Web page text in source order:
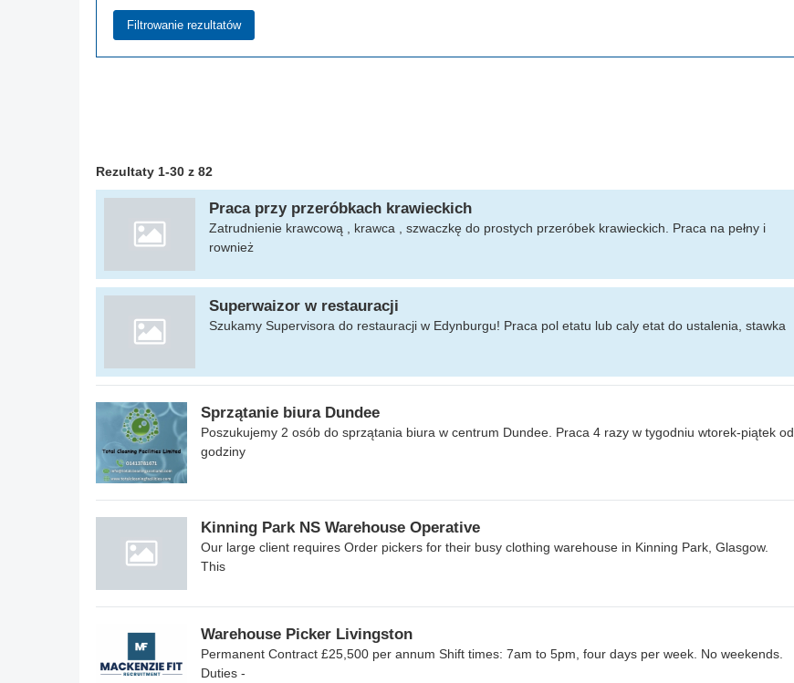
Rezultaty 1-30 z 82
Praca przy przeróbkach krawieckich
Zatrudnienie krawcową , krawca , szwaczkę do prostych przeróbek krawieckich. Praca na pełny i
rownież
Superwaizor w restauracji
Szukamy Supervisora do restauracji w Edynburgu! Praca pol etatu lub caly etat do ustalenia, stawka
Sprzątanie biura Dundee
Poszukujemy 2 osób do sprzątania biura w centrum Dundee. Praca 4 razy w tygodniu wtorek-piątek od
godziny
Kinning Park NS Warehouse Operative
Our large client requires Order pickers for their busy clothing warehouse in Kinning Park, Glasgow.
This
Warehouse Picker Livingston
Permanent Contract £25,500 per annum Shift times: 7am to 5pm, four days per week. No weekends.
Duties -